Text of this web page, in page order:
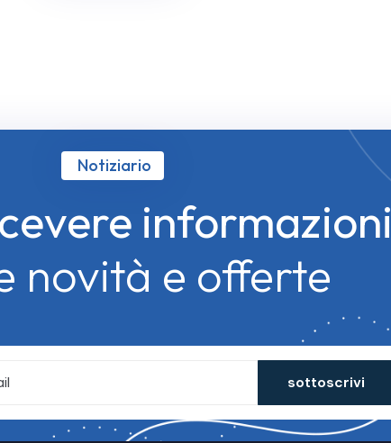
Notiziario
informazioni
novità e offerte
sottoscrivi